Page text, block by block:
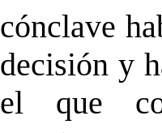
cónclave
decisión y
el que